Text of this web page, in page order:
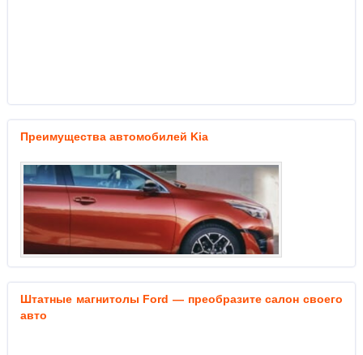
Преимущества автомобилей Kia
Штатные магнитолы Ford — преобразите салон своего
авто